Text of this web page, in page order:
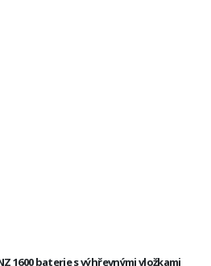
1600 baterie s výhřevnými vložkami